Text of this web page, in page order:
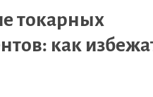
токарных
как